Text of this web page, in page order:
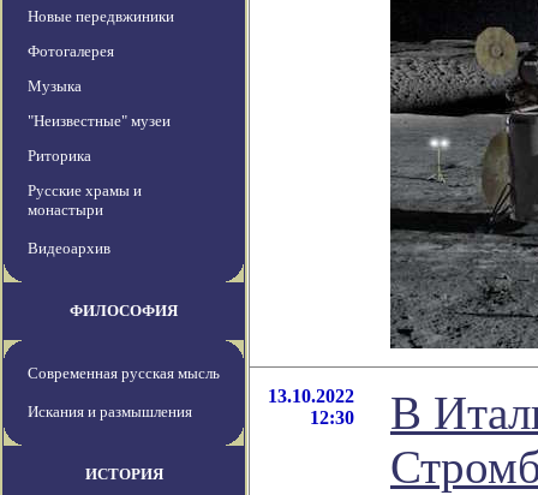
Новые передвжиники
Фотогалерея
Музыка
"Неизвестные" музеи
Риторика
Русские храмы и
монастыри
Видеоархив
ФИЛОСОФИЯ
Современная русская мысль
Искания и размышления
ИСТОРИЯ
13.10.2022
12:30
В